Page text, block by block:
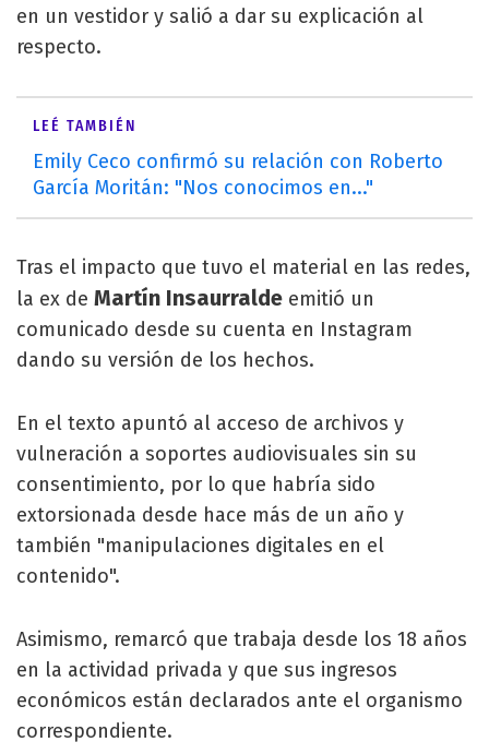
en un vestidor y salió a dar su explicación al
respecto.
LEÉ TAMBIÉN
Emily Ceco confirmó su relación con Roberto
García Moritán: "Nos conocimos en..."
Tras el impacto que tuvo el material en las redes,
la ex de Martín Insaurralde emitió un
comunicado desde su cuenta en Instagram
dando su versión de los hechos.
En el texto apuntó al acceso de archivos y
vulneración a soportes audiovisuales sin su
consentimiento, por lo que habría sido
extorsionada desde hace más de un año y
también "manipulaciones digitales en el
contenido".
Asimismo, remarcó que trabaja desde los 18 años
en la actividad privada y que sus ingresos
económicos están declarados ante el organismo
correspondiente.